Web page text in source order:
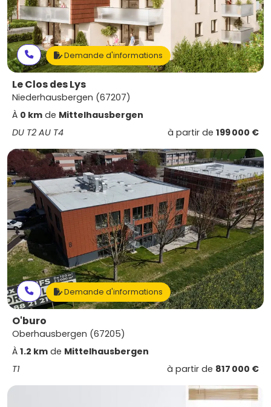
Demande d'informations
Le Clos des Lys
Niederhausbergen (67207)
À 0 km de Mittelhausbergen
DU T2 AU T4
à partir de 199 000 €
Demande d'informations
O'buro
Oberhausbergen (67205)
À 1.2 km de Mittelhausbergen
T1
à partir de 817 000 €